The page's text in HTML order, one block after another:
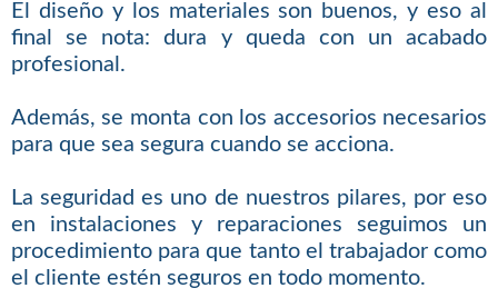
El diseño y los materiales son buenos, y eso al
final se nota: dura y queda con un acabado
profesional.
Además, se monta con los accesorios necesarios
para que sea segura cuando se acciona.
La seguridad es uno de nuestros pilares, por eso
en instalaciones y reparaciones seguimos un
procedimiento para que tanto el trabajador como
el cliente estén seguros en todo momento.